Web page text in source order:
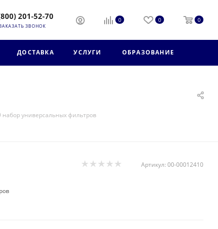
201-52-70
ЗВОНОК
0 0 0
ДОСТАВКА УСЛУГИ ОБРАЗОВАНИЕ
набор универсальных фильтров
Артикул: 00-00012410